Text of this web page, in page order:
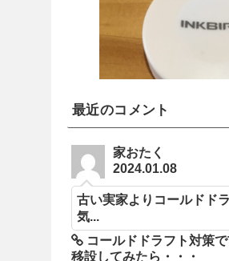
最近のコメント
家おたく
2024.01.08
古い実家よりコールドド
気...
コールドドラフト対策
移設してみたら・・・